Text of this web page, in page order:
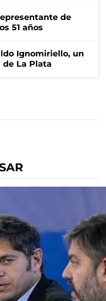
de
51 años
Ignomiriello, un
La Plata